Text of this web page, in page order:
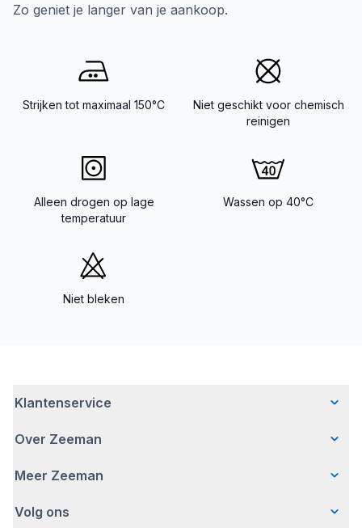
Zo geniet je langer van je aankoop.
Strijken tot maximaal 150°C
Niet geschikt voor chemisch
reinigen
Alleen drogen op lage
temperatuur
Wassen op 40°C
Niet bleken
Klantenservice
Veelgestelde vragen
Bezorgen
Retourneren
Over Zeeman
Wie wij zijn
Hoe wij verantwoord ondernemen
Meer Zeeman
Veiligheidswaarschuwing
Volg ons